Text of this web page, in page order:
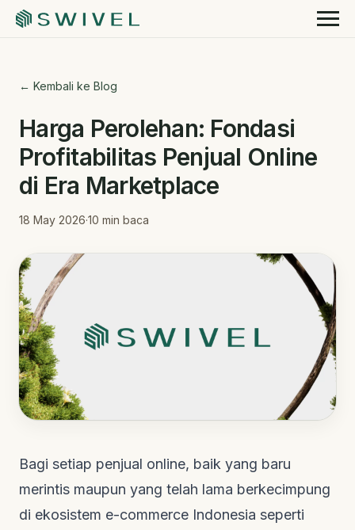
← Kembali ke Blog
Harga Perolehan: Fondasi
Profitabilitas Penjual Online
di Era Marketplace
18 May 2026·10 min baca
Bagi setiap penjual online, baik yang baru
merintis maupun yang telah lama berkecimpung
di ekosistem e-commerce Indonesia seperti